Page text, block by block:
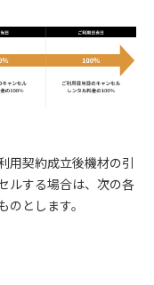
用契約成立後機材の引
ルする場合は、次の各
とします。